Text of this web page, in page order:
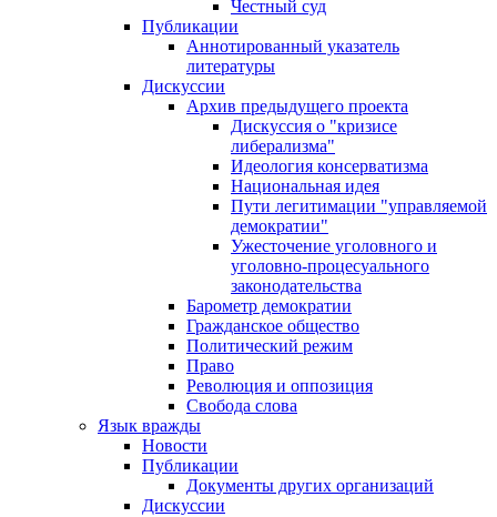
Честный суд
Публикации
Аннотированный указатель
литературы
Дискуссии
Архив предыдущего проекта
Дискуссия о "кризисе
либерализма"
Идеология консерватизма
Национальная идея
Пути легитимации "управляемой
демократии"
Ужесточение уголовного и
уголовно-процесуального
законодательства
Барометр демократии
Гражданское общество
Политический режим
Право
Революция и оппозиция
Свобода слова
Язык вражды
Новости
Публикации
Документы других организаций
Дискуссии